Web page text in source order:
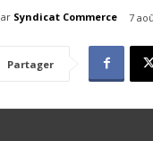
Syndicat Commerce 7
Partager